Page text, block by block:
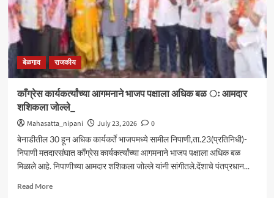
बेळगाव राजकीय
काँग्रेस कार्यकर्त्यांच्या आगमनाने भाजप पक्षाला अधिक बळ ः आमदार
शशिकला जोल्ले_
Mahasatta_nipani July 23, 2026
0
बेनाडीतील 30 हून अधिक कार्यकर्ते भाजपमध्ये सामील निपाणी,ता.23(प्रतिनिधी)-
निपाणी मतदारसंघात काँग्रेस कार्यकर्त्यांच्या आगमनाने भाजप पक्षाला अधिक बळ
मिळाले आहे. निपाणीच्या आमदार शशिकला जोल्ले यांनी सांगीतले.देंशाचे पंतप्रधान...
Read MoreRead